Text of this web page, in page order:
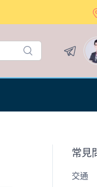
常見
交通